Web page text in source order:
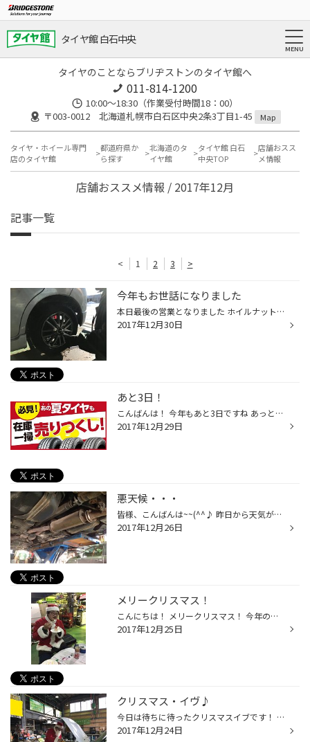
タイヤ館 白石中央
タイヤのことならブリヂストンのタイヤ館へ
011-814-1200
10:00～18:30（作業受付時間18：00）
〒003-0012 北海道札幌市白石区中央2条3丁目1-45
Map
タイヤ・ホイール専門
店のタイヤ館
都道府県か
ら探す
北海道のタ
イヤ館
タイヤ館 白石
中央TOP
店舗おスス
メ情報
店舗おススメ情報 / 2017年12月
記事一覧
< 1 2 3 >
今年もお世話になりました
本日最後の営業となりました ホイルナットの交換です！ホイルを締め付けしている大切な部品です サビが出ていると思ったら早めに交換した方が良いですよ～ 本日も沢山のご来店有難う御座います！ 今年１年地域の皆様のは大変お世話になり ありがとう御座いました来年度も元気に営業してまいりますの...
2017年12月30日
あと3日！
こんばんは！ 今年もあと3日ですね あっという間だった・・ 今年はあと3日ですが 当店の営業はあと2日です さらに言えば夏タイヤがとっってもお得な在庫処分セールは 今日までとなっております！ 来年は夏タイヤ変えないとなぁと思っていた方は 是非ともご来店下さい！！ お待ちしております！ タグ...
2017年12月29日
悪天候・・・
皆様、こんばんは~~(^^♪ 昨日から天気が悪く・・ ちょっと北の方に走ったら ホワイトアウト・・・('Д') 今日もあまり良い天気ではないので お出掛けの際にはお気を付けくださいね!(^^)! 本日の作業は防錆コーティングです！！ 年末、帰省されると思いますが 海岸線を通る方には、 海水など潮風でサ...
2017年12月26日
メリークリスマス！
こんにちは！ メリークリスマス！ 今年のクリスマスは天気が荒れていますね～ お出かけの際はお気お付けて下さい！！！ さて今日もサンタさんが来ています なんとお客様からの差し入れのケーキを食べています！ これを活力に配達頑張るそうです（笑） 我々もサンタさんのように頑張りましょう。 バ...
2017年12月25日
クリスマス・イヴ♪
今日は待ちに待ったクリスマスイブです！ 皆様楽しくお過ごしでしょうか？お買い物やチキン！！僕はお昼に2本も頂きました笑 当店は今日もサンタさんがいますよ？？？プレゼントの配達は大丈夫なのかな？？ クーラント交換中のジムニー様です。 サンタさんは普段トナカイに乗っているのでエンジンが...
2017年12月24日